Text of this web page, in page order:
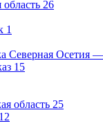
26
1
Северная Осетия
15
область 25
12